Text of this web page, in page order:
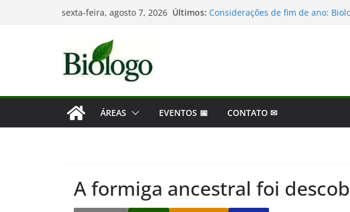
sexta-feira, agosto 7, 2026 Últimos: Considerações de fim de ano:
ÁREAS EVENTOS 📅 CONTATO ✉
A formiga ancestral foi